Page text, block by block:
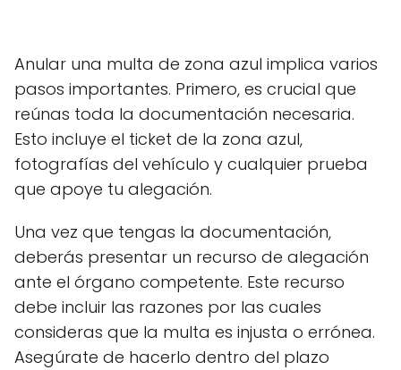
Anular una multa de zona azul implica varios
pasos importantes. Primero, es crucial que
reúnas toda la documentación necesaria.
Esto incluye el ticket de la zona azul,
fotografías del vehículo y cualquier prueba
que apoye tu alegación.
Una vez que tengas la documentación,
deberás presentar un recurso de alegación
ante el órgano competente. Este recurso
debe incluir las razones por las cuales
consideras que la multa es injusta o errónea.
Asegúrate de hacerlo dentro del plazo